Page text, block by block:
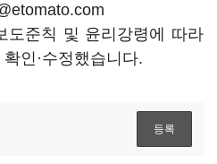
도준칙 및 윤리강령에 따라
인·수정했습니다.